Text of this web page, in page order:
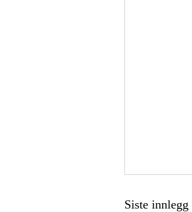
Siste innlegg